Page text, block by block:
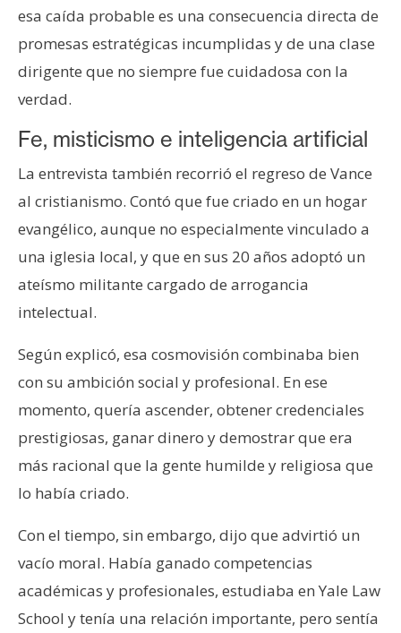
esa caída probable es una consecuencia directa de
promesas estratégicas incumplidas y de una clase
dirigente que no siempre fue cuidadosa con la
verdad.
Fe, misticismo e inteligencia artificial
La entrevista también recorrió el regreso de Vance
al cristianismo. Contó que fue criado en un hogar
evangélico, aunque no especialmente vinculado a
una iglesia local, y que en sus 20 años adoptó un
ateísmo militante cargado de arrogancia
intelectual.
Según explicó, esa cosmovisión combinaba bien
con su ambición social y profesional. En ese
momento, quería ascender, obtener credenciales
prestigiosas, ganar dinero y demostrar que era
más racional que la gente humilde y religiosa que
lo había criado.
Con el tiempo, sin embargo, dijo que advirtió un
vacío moral. Había ganado competencias
académicas y profesionales, estudiaba en Yale Law
School y tenía una relación importante, pero sentía